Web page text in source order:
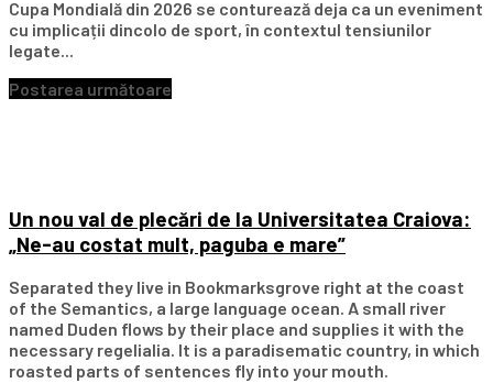
Cupa Mondială din 2026 se conturează deja ca un eveniment
cu implicații dincolo de sport, în contextul tensiunilor
legate...
Postarea următoare
Un nou val de plecări de la Universitatea Craiova:
„Ne-au costat mult, paguba e mare”
Separated they live in Bookmarksgrove right at the coast
of the Semantics, a large language ocean. A small river
named Duden flows by their place and supplies it with the
necessary regelialia. It is a paradisematic country, in which
roasted parts of sentences fly into your mouth.